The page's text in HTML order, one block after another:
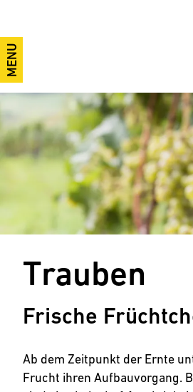
MENU
Trauben
Frische
Ab dem Zeitpunkt der Ernte
Frucht ihren Aufbauvorgang.